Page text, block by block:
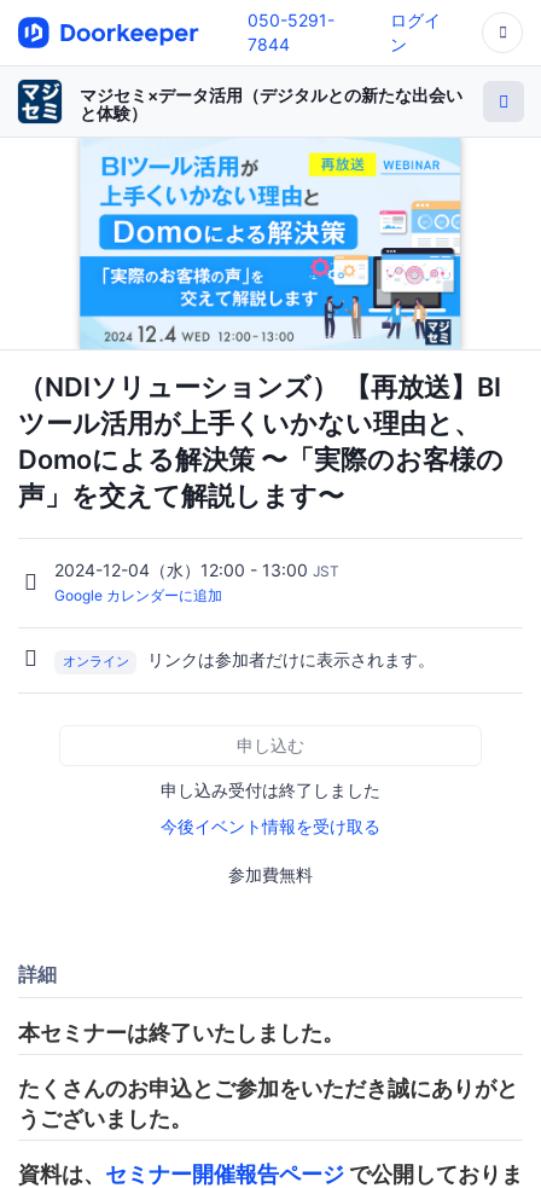
050-5291-
7844
ログイ
ン
マジセミ×データ活用（デジタルとの新たな出会い
と体験）
（NDIソリューションズ） 【再放送】BI
ツール活用が上手くいかない理由と、
Domoによる解決策 〜「実際のお客様の
声」を交えて解説します〜
2024-12-04（水）12:00 - 13:00 JST
Google カレンダーに追加
オンライン リンクは参加者だけに表示されます。
申し込む
申し込み受付は終了しました
今後イベント情報を受け取る
参加費無料
詳細
本セミナーは終了いたしました。
たくさんのお申込とご参加をいただき誠にありがと
うございました。
資料は、 セミナー開催報告ページ で公開しておりま